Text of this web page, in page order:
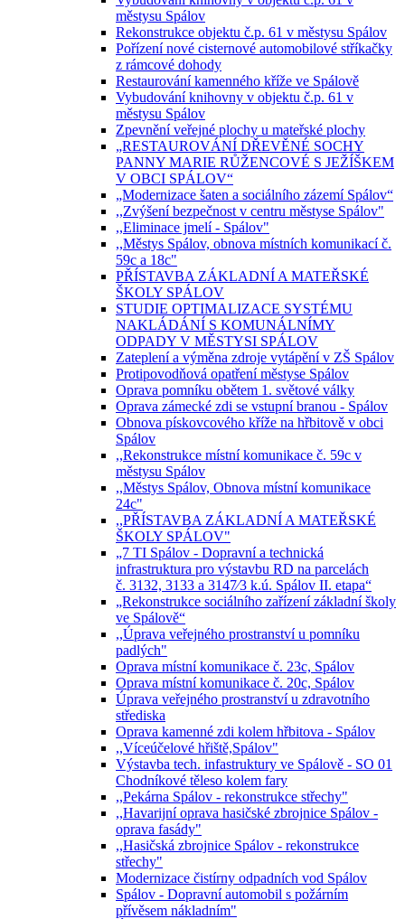
městysu Spálov
Rekonstrukce objektu č.p. 61 v městysu Spálov
Pořízení nové cisternové automobilové stříkačky
z rámcové dohody
Restaurování kamenného kříže ve Spálově
Vybudování knihovny v objektu č.p. 61 v
městysu Spálov
Zpevnění veřejné plochy u mateřské plochy
„RESTAUROVÁNÍ DŘEVĚNÉ SOCHY
PANNY MARIE RŮŽENCOVÉ S JEŽÍŠKEM
V OBCI SPÁLOV“
„Modernizace šaten a sociálního zázemí Spálov“
,,Zvýšení bezpečnost v centru městyse Spálov"
,,Eliminace jmelí - Spálov"
,,Městys Spálov, obnova místních komunikací č.
59c a 18c"
PŘÍSTAVBA ZÁKLADNÍ A MATEŘSKÉ
ŠKOLY SPÁLOV
STUDIE OPTIMALIZACE SYSTÉMU
NAKLÁDÁNÍ S KOMUNÁLNÍMY
ODPADY V MĚSTYSI SPÁLOV
Zateplení a výměna zdroje vytápění v ZŠ Spálov
Protipovodňová opatření městyse Spálov
Oprava pomníku obětem 1. světové války
Oprava zámecké zdi se vstupní branou - Spálov
Obnova pískovcového kříže na hřbitově v obci
Spálov
,,Rekonstrukce místní komunikace č. 59c v
městysu Spálov
,,Městys Spálov, Obnova místní komunikace
24c"
,,PŘÍSTAVBA ZÁKLADNÍ A MATEŘSKÉ
ŠKOLY SPÁLOV"
„7 TI Spálov - Dopravní a technická
infrastruktura pro výstavbu RD na parcelách
č. 3132, 3133 a 3147⁄3 k.ú. Spálov II. etapa“
„Rekonstrukce sociálního zařízení základní školy
ve Spálově“
,,Úprava veřejného prostranství u pomníku
padlých"
Oprava místní komunikace č. 23c, Spálov
Oprava místní komunikace č. 20c, Spálov
Úprava veřejného prostranství u zdravotního
střediska
Oprava kamenné zdi kolem hřbitova - Spálov
,,Víceúčelové hřiště,Spálov"
Výstavba tech. infastruktury ve Spálově - SO 01
Chodníkové těleso kolem fary
,,Pekárna Spálov - rekonstrukce střechy"
,,Havarijní oprava hasičské zbrojnice Spálov -
oprava fasády"
,,Hasičská zbrojnice Spálov - rekonstrukce
střechy"
Modernizace čistírny odpadních vod Spálov
Spálov - Dopravní automobil s požárním
přívěsem nákladním"